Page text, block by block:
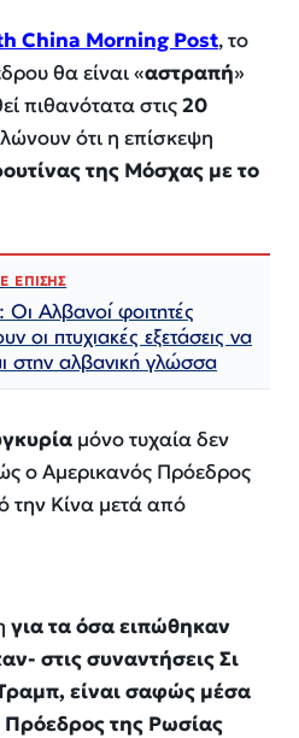
China Morning Post, το
θα είναι «αστραπή»
πιθανότατα στις20
ότι η επίσκεψη
της Μόσχας με το
ΕΠΙΣΗΣ
Οι Αλβανοί φοιτητές
οι πτυχιακές εξετάσεις να
στην αλβανική γλώσσα
μόνο τυχαία δεν
ο Αμερικανός Πρόεδρος
την Κίνα μετά από
για τα όσα ειπώθηκαν
στις συναντήσεις Σι
είναι σαφώς μέσα
της Ρωσίας